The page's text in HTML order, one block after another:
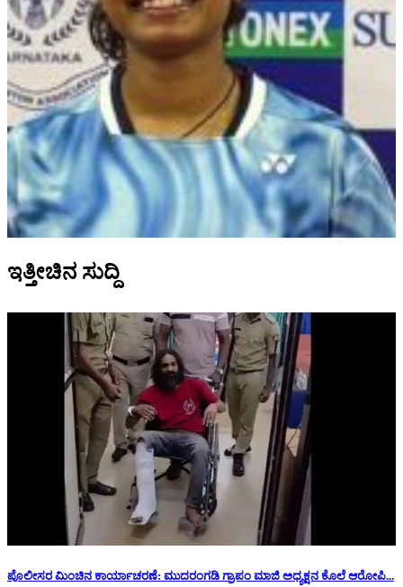
ಇತ್ತೀಚಿನ ಸುದ್ದಿ
ಪೊಲೀಸರ ಮಿಂಚಿನ ಕಾರ್ಯಾಚರಣೆ: ಮುದರಂಗಡಿ ಗ್ರಾಪಂ ಮಾಜಿ ಅಧ್ಯಕ್ಷನ‌ ಕೊಲೆ ಆರೋಪಿ...